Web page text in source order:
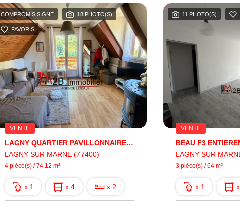
COMPROMIS SIGNÉ 18 PHOTO(S)
FAVORIS
VENTE
LAGNY QUARTIER PAVILLONNAIRE - BEAU F4
LAGNY SUR MARNE (77400)
4 pièce(s) / 74.12 m²
x 1 x 4 x 2
11 PHOTO(S)
VENTE
BEAU F3
LAGNY SUR
3 pièce(s) / 64 m²
x 1